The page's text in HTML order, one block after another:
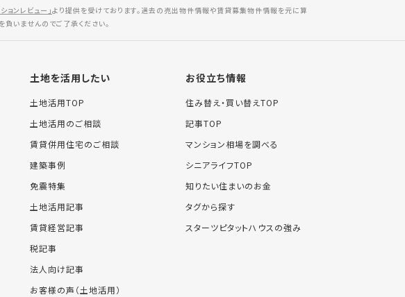
ョンレビュー」より提供を受けております。過去の売出物件情報や賃貸募集物件情報を元に算
いませんのでご了承ください。
土地を活用したい
土地活用TOP
土地活用のご相談
賃貸併用住宅のご相談
建築事例
免震特集
土地活用記事
賃貸経営記事
税記事
法人向け記事
お客様の声（土地活用）
お役立ち情報
住み替え・買い替えTOP
記事TOP
マンション相場を調べる
シニアライフTOP
知りたい住まいのお金
タグから探す
スターツピタットハウスの強み